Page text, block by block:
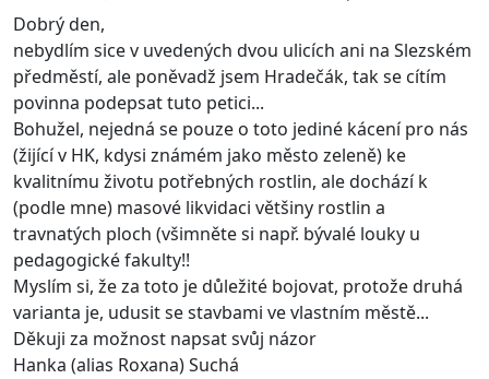
Dobrý den,
nebydlím sice v uvedených dvou ulicích ani na Slezském
předměstí, ale poněvadž jsem Hradečák, tak se cítím
povinna podepsat tuto petici...
Bohužel, nejedná se pouze o toto jediné kácení pro nás
(žijící v HK, kdysi známém jako město zeleně) ke
kvalitnímu životu potřebných rostlin, ale dochází k
(podle mne) masové likvidaci většiny rostlin a
travnatých ploch (všimněte si např. bývalé louky u
pedagogické fakulty!!
Myslím si, že za toto je důležité bojovat, protože druhá
varianta je, udusit se stavbami ve vlastním městě...
Děkuji za možnost napsat svůj názor
Hanka (alias Roxana) Suchá